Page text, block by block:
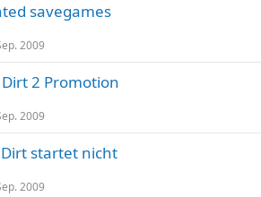
savegames
2009
2 Promotion
2009
Dirt startet nicht
2009